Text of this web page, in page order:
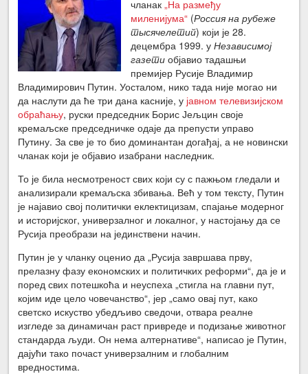
чланак„На размеђу
миленијума“ (Россия на рубеже
тысячелетий) који је 28.
децембра 1999. уНезависимој
газети објавио тадашњи
премијер Русије Владимир
Владимирович Путин. Уосталом, нико тада није могао ни
да наслути да ће три дана касније, у јавном телевизијском
обраћању, руски председник Борис Јељцин своје
кремаљске председничке одаје да препусти управо
Путину. За све је то био доминантан догађај, а не новински
чланак који је објавио изабрани наследник.
То је била несмотреност свих који су с пажњом гледали и
анализирали кремаљска збивања. Већ у том тексту, Путин
је најавио свој политички еклектицизам, спајање модерног
и историјског, универзалног и локалног, у настојању да се
Русија преобрази на јединствени начин.
Путин је у чланку оценио да „Русија завршава прву,
прелазну фазу економских и политичких реформи“, да је и
поред свих потешкоћа и неуспеха „стигла на главни пут,
којим иде цело човечанство“, јер „само овај пут, како
светско искуство убедљиво сведочи, отвара реалне
изгледе за динамичан раст привреде и подизање животног
стандарда људи. Он нема алтернативе“, написао је Путин,
дајући тако почаст универзалним и глобалним
вредностима.